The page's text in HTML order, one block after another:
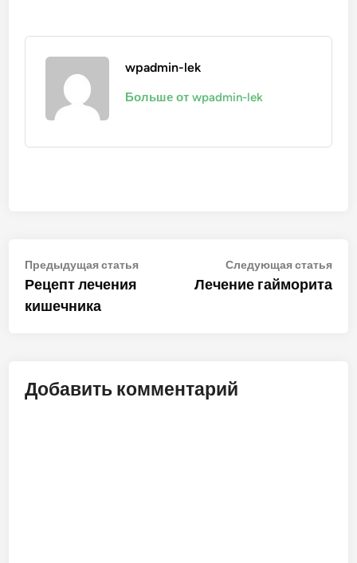
wpadmin-lek
Больше от wpadmin-lek
Навигация
по
записям
Предыдущая статьяПредыдущая
Рецепт лечения
кишечника
Следующая статья
Лечение гайморита
Добавить комментарий